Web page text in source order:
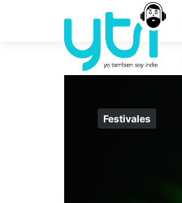
Festivales